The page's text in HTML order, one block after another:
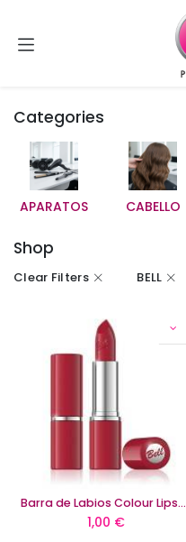
Categories
APARATOS CABELLO
Shop
Clear Filters BELL
Barra de Labios Colour Lipstick
1,00 €